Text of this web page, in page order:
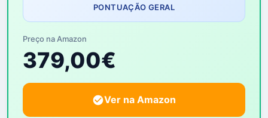
PONTUAÇÃO GERAL
Preço na Amazon
379,00€
Ver na Amazon